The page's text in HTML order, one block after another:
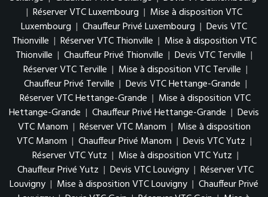
| Réserver VTC Luxembourg | Mise à disposition VTC
Luxembourg | Chauffeur Privé Luxembourg | Devis VTC
Thionville | Réserver VTC Thionville | Mise à disposition VTC
Thionville | Chauffeur Privé Thionville | Devis VTC Terville |
Réserver VTC Terville | Mise à disposition VTC Terville |
Chauffeur Privé Terville | Devis VTC Hettange-Grande |
Réserver VTC Hettange-Grande | Mise à disposition VTC
Hettange-Grande | Chauffeur Privé Hettange-Grande | Devis
VTC Manom | Réserver VTC Manom | Mise à disposition
VTC Manom | Chauffeur Privé Manom | Devis VTC Yutz |
Réserver VTC Yutz | Mise à disposition VTC Yutz |
Chauffeur Privé Yutz | Devis VTC Louvigny | Réserver VTC
Louvigny | Mise à disposition VTC Louvigny | Chauffeur Privé